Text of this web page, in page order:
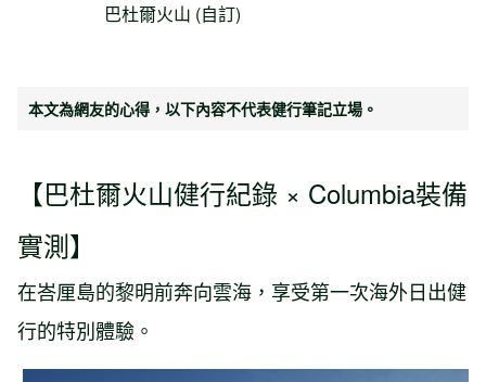
巴杜爾火山 (自訂)
本文為網友的心得，以下內容不代表健行筆記立場。
【巴杜爾火山健行紀錄 × Columbia裝備
實測】
在峇厘島的黎明前奔向雲海，享受第一次海外日出健
行的特別體驗。